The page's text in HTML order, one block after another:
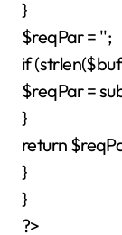
}
$reqPar = '';
if
$reqPar =
}
return
}
}
?>